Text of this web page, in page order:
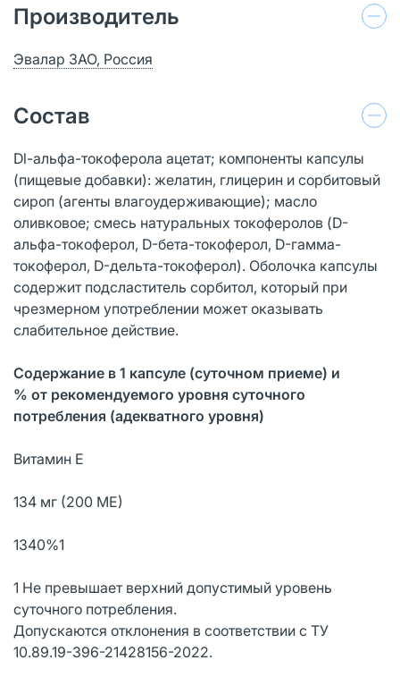
Производитель
Эвалар ЗАО, Россия
Состав
Dl-альфа-токоферола ацетат; компоненты капсулы
(пищевые добавки): желатин, глицерин и сорбитовый
сироп (агенты влагоудерживающие); масло
оливковое; смесь натуральных токоферолов (D-
альфа-токоферол, D-бета-токоферол, D-гамма-
токоферол, D-дельта-токоферол). Оболочка капсулы
содержит подсластитель сорбитол, который при
чрезмерном употреблении может оказывать
слабительное действие.
Содержание в 1 капсуле (суточном приеме) и
% от рекомендуемого уровня суточного
потребления (адекватного уровня)
Витамин Е
134 мг (200 МЕ)
1340%1
1 Не превышает верхний допустимый уровень
суточного потребления.
Допускаются отклонения в соответствии с ТУ
10.89.19-396-21428156-2022.